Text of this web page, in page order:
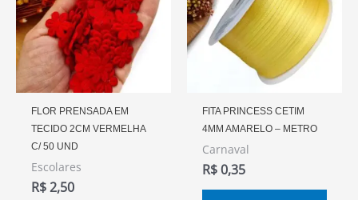
FLOR PRENSADA EM
TECIDO 2CM VERMELHA
C/ 50 UND
Escolares
R$2,50
FITA PRINCESS CETIM
4MM AMARELO – METRO
Carnaval
R$0,35